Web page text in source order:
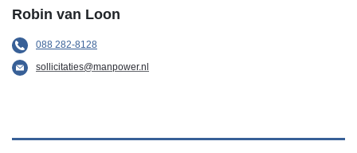
Robin van Loon
088 282-8128
sollicitaties@manpower.nl